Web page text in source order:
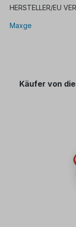
HERSTELLER/EU
Maxge
Käufer von